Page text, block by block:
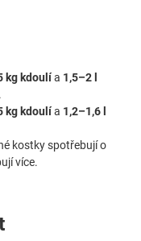
kg kdoulía 1,5–2 l
kg kdoulía 1,2–1,6 l
kostky spotřebují o
více.